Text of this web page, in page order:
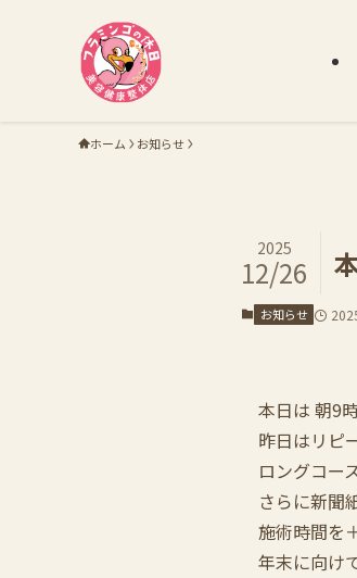
ホーム お知らせ
2025
12/26
お知らせ
本日は 朝9
昨日はリピ
ロングコー
さらに新聞
施術時間を
年末に向け